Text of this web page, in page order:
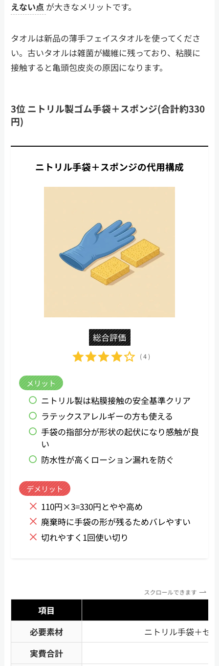
えない点 が大きなメリットです。
タオルは新品の薄手フェイスタオルを使ってくださ
い。古いタオルは雑菌が繊維に残っており、粘膜に
接触すると亀頭包皮炎の原因になります。
3位 ニトリル製ゴム手袋＋スポンジ(合計約330
円)
ニトリル手袋＋スポンジの代用構成
総合評価
( 4 )
メリット
ニトリル製は粘膜接触の安全基準クリア
ラテックスアレルギーの方も使える
手袋の指部分が形状の起伏になり感触が良
い
防水性が高くローション漏れを防ぐ
デメリット
110円×3=330円とやや高め
廃棄時に手袋の形が残るためバレやすい
切れやすく1回使い切り
スクロールできます
項目
必要素材
ニトリル手袋＋セ
実費合計